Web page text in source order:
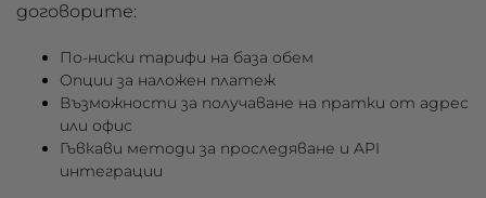
договорите:
По-ниски тарифи на база обем
Опции за наложен платеж
Възможности за получаване на пратки от адрес
или офис
Гъвкави методи за проследяване и API
интеграции